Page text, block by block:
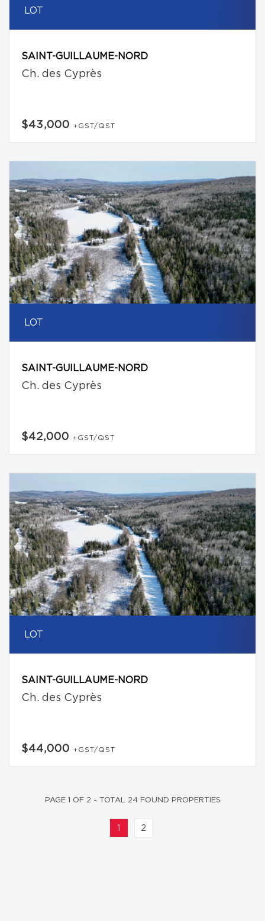
LOT
SAINT-GUILLAUME-NORD
Ch. des Cyprès
$43,000 +GST/QST
LOT
SAINT-GUILLAUME-NORD
Ch. des Cyprès
$42,000 +GST/QST
LOT
SAINT-GUILLAUME-NORD
Ch. des Cyprès
$44,000 +GST/QST
2
PAGE 1 OF 2 - TOTAL 24 FOUND PROPERTIES